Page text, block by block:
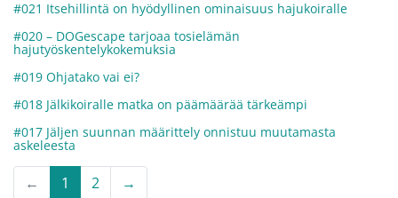
#021 Itsehillintä on hyödyllinen ominaisuus hajukoiralle
#020 – DOGescape tarjoaa tosielämän
hajutyöskentelykokemuksia
#019 Ohjatako vai ei?
#018 Jälkikoiralle matka on päämäärää tärkeämpi
#017 Jäljen suunnan määrittely onnistuu muutamasta
askeleesta
← 1 2 →